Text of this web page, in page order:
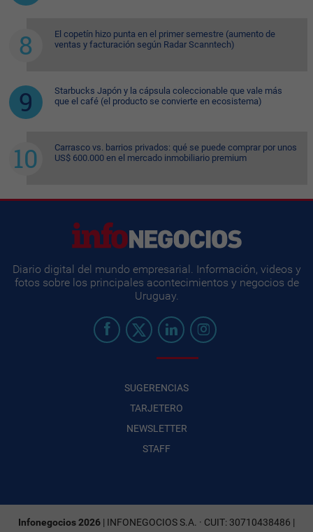
El copetín hizo punta en el primer semestre (aumento de
ventas y facturación según Radar Scanntech)
Starbucks Japón y la cápsula coleccionable que vale más
que el café (el producto se convierte en ecosistema)
Carrasco vs. barrios privados: qué se puede comprar por unos
US$ 600.000 en el mercado inmobiliario premium
Diario digital del mundo empresarial. Información, videos y
fotos sobre los principales acontecimientos y negocios de
Uruguay.
SUGERENCIAS
TARJETERO
NEWSLETTER
STAFF
Infonegocios 2026 | INFONEGOCIOS S.A. · CUIT: 30710438486 |